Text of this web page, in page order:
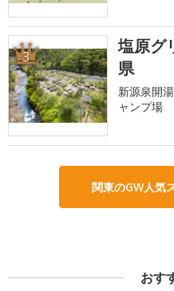
3
塩原グ
県
新源泉開
ャンプ場
関東のGW人気
おす